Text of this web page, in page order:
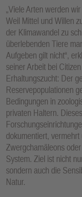
„Viele Arten werden
Weil Mittel und Willen
der Klimawandel zu
überlebenden Tiere
Aufgeben gilt nicht“,
seiner Arbeit bei
Erhaltungszucht: Der
Reservepopulationen
Bedingungen in
privaten Haltern.
dokumentiert,
Zwergchamäleons
System. Ziel ist nicht
sondern auch die
Natur.